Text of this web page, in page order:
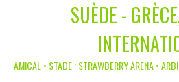
SUÈDE -
AMICAL • STADE : STRAWBERRY ARENA •